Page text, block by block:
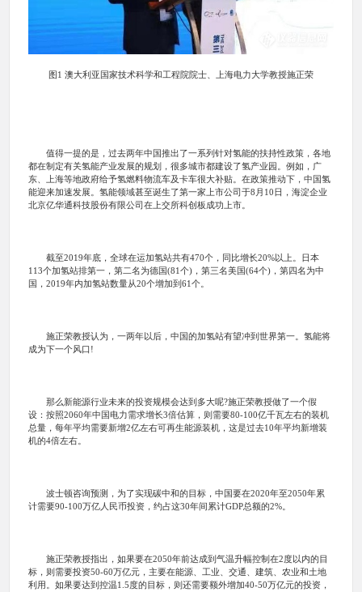
图1 澳大利亚国家技术科学和工程院院士、上海电力大学教授施正荣
值得一提的是，过去两年中国推出了一系列针对氢能的扶持性政策，各地
都在制定有关氢能产业发展的规划，很多城市都建设了氢产业园。例如，广
东、上海等地政府给予氢燃料物流车及卡车很大补贴。在政策推动下，中国氢
能迎来加速发展。氢能领域甚至诞生了第一家上市公司于8月10日，海淀企业
北京亿华通科技股份有限公司在上交所科创板成功上市。
截至2019年底，全球在运加氢站共有470个，同比增长20%以上。日本
113个加氢站排第一，第二名为德国(81个)，第三名美国(64个)，第四名为中
国，2019年内加氢站数量从20个增加到61个。
施正荣教授认为，一两年以后，中国的加氢站有望冲到世界第一。氢能将
成为下一个风口!
那么新能源行业未来的投资规模会达到多大呢?施正荣教授做了一个假
设：按照2060年中国电力需求增长3倍估算，则需要80-100亿千瓦左右的装机
总量，每年平均需要新增2亿左右可再生能源装机，这是过去10年平均新增装
机的4倍左右。
波士顿咨询预测，为了实现碳中和的目标，中国要在2020年至2050年累
计需要90-100万亿人民币投资，约占这30年间累计GDP总额的2%。
施正荣教授指出，如果要在2050年前达成到气温升幅控制在2度以内的目
标，则需要投资50-60万亿元，主要在能源、工业、交通、建筑、农业和土地
利用。如果要达到控温1.5度的目标，则还需要额外增加40-50万亿元的投资，